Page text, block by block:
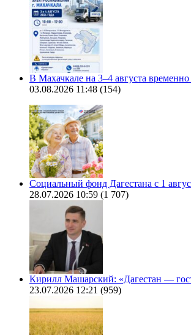
В Махачкале на 3–4 августа
03.08.2026 11:48 (154)
Социальный фонд Дагестана с 1
28.07.2026 10:59 (1 707)
Кирилл Машарский: «Дагестан —
23.07.2026 12:21 (959)